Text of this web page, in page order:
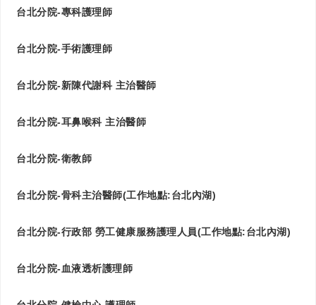
台北分院-專科護理師
台北分院-手術護理師
台北分院-新陳代謝科 主治醫師
台北分院-耳鼻喉科 主治醫師
台北分院-衛教師
台北分院-骨科主治醫師(工作地點:台北內湖)
台北分院-行政部 勞工健康服務護理人員(工作地點:台北內湖)
台北分院-血液透析護理師